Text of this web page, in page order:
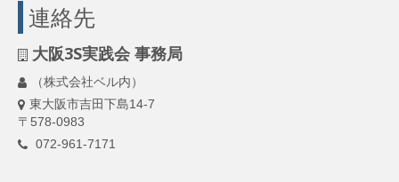
連絡先
大阪3S実践会 事務局
（株式会社ベル内）
東大阪市吉田下島14-7
〒578-0983
072-961-7171